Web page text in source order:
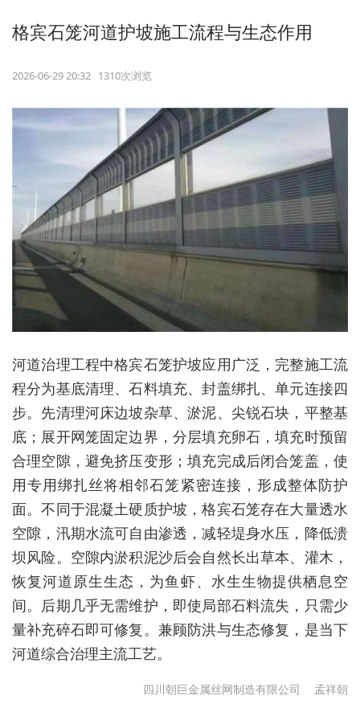
格宾石笼河道护坡施工流程与生态作用
2026-06-29 20:32 1310次浏览
河道治理工程中格宾石笼护坡应用广泛，完整施工流
程分为基底清理、石料填充、封盖绑扎、单元连接四
步。先清理河床边坡杂草、淤泥、尖锐石块，平整基
底；展开网笼固定边界，分层填充卵石，填充时预留
合理空隙，避免挤压变形；填充完成后闭合笼盖，使
用专用绑扎丝将相邻石笼紧密连接，形成整体防护
面。不同于混凝土硬质护坡，格宾石笼存在大量透水
空隙，汛期水流可自由渗透，减轻堤身水压，降低溃
坝风险。空隙内淤积泥沙后会自然长出草本、灌木，
恢复河道原生生态，为鱼虾、水生生物提供栖息空
间。后期几乎无需维护，即使局部石料流失，只需少
量补充碎石即可修复。兼顾防洪与生态修复，是当下
河道综合治理主流工艺。
四川朝巨金属丝网制造有限公司 孟祥朝